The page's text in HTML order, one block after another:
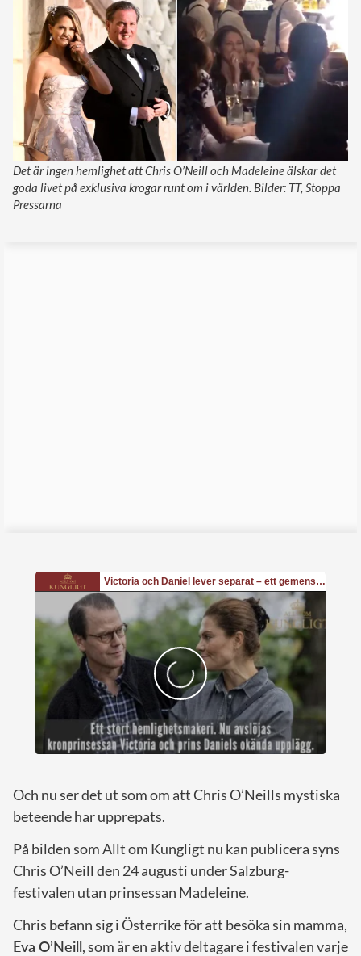
Det är ingen hemlighet att Chris O’Neill och Madeleine älskar det
goda livet på exklusiva krogar runt om i världen. Bilder: TT, Stoppa
Pressarna
Och nu ser det ut som om att Chris O’Neills mystiska
beteende har upprepats.
På bilden som Allt om Kungligt nu kan publicera syns
Chris O’Neill den 24 augusti under Salzburg-
festivalen utan prinsessan Madeleine.
Chris befann sig i Österrike för att besöka sin mamma,
Eva O’Neill, som är en aktiv deltagare i festivalen varje